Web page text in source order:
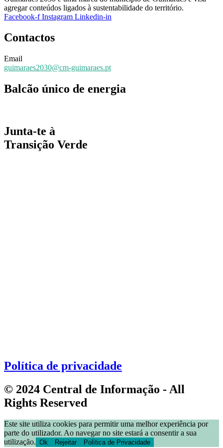
agregar conteúdos ligados à sustentabilidade do território.
Facebook-f Instagram Linkedin-in
Contactos
Email
guimaraes2030@cm-guimaraes.pt
Balcão único de energia
Junta-te à
Transição Verde
Política de privacidade
© 2024 Central de Informação - All
Rights Reserved
Este site utiliza cookies para permitir uma melhor experiência por
parte do utilizador. Ao navegar no site estará a consentir a sua
utilização. Ok Rejeitar Política de Privacidade